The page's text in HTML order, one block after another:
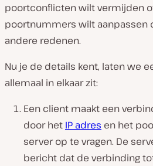
poortconflicten wilt vermijden
poortnummers wilt aanpassen
andere redenen.
Nu je de details kent, laten we
allemaal in elkaar zit:
Een client maakt een
door het IP adres en het
server op te vragen. De
bericht dat de verbinding